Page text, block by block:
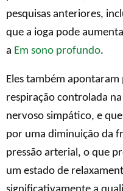
pesquisas anteriores,
que a ioga pode
a Em sono profundo.
Eles também apontaram
respiração controlada
nervoso simpático, e
por uma diminuição da
pressão arterial, o que
um estado de